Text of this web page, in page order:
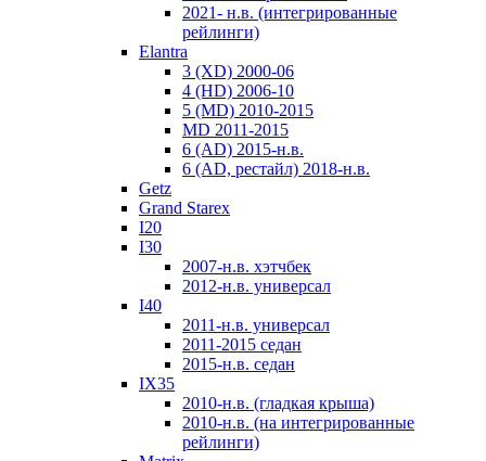
2021- н.в. (интегрированные
рейлинги)
Elantra
3 (XD) 2000-06
4 (HD) 2006-10
5 (MD) 2010-2015
MD 2011-2015
6 (AD) 2015-н.в.
6 (AD, рестайл) 2018-н.в.
Getz
Grand Starex
I20
I30
2007-н.в. хэтчбек
2012-н.в. универсал
I40
2011-н.в. универсал
2011-2015 седан
2015-н.в. седан
IX35
2010-н.в. (гладкая крыша)
2010-н.в. (на интегрированные
рейлинги)